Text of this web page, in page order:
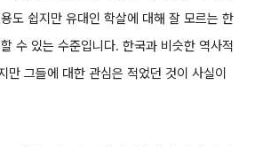
도 쉽지만 유대인 학살에 대해 잘 모르는 한
수 있는 수준입니다. 한국과 비슷한 역사적
만 그들에 대한 관심은 적었던 것이 사실이